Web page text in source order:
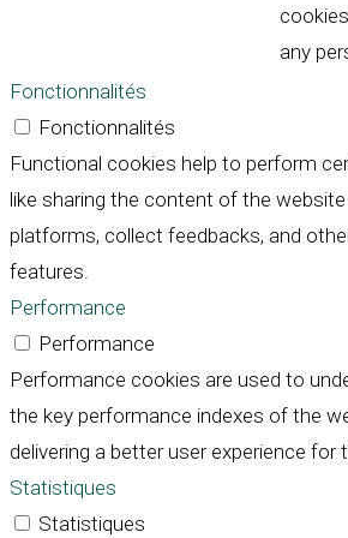
any
Fonctionnalités
Fonctionnalités
Functional cookies help to perform
like sharing the content of the
platforms, collect feedbacks, and
features.
Performance
Performance
Performance cookies are used to
the key performance indexes of the
delivering a better user experience for
Statistiques
Statistiques